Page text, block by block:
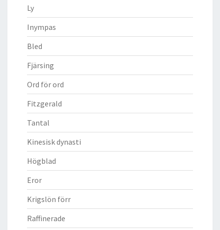
Ly
Inympas
Bled
Fjärsing
Ord för ord
Fitzgerald
Tantal
Kinesisk dynasti
Högblad
Eror
Krigslön förr
Raffinerade